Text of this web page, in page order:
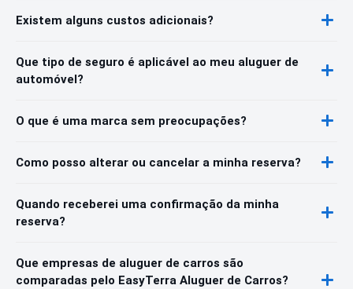
Existem alguns custos adicionais?
Que tipo de seguro é aplicável ao meu aluguer de
automóvel?
O que é uma marca sem preocupações?
Como posso alterar ou cancelar a minha reserva?
Quando receberei uma confirmação da minha
reserva?
Que empresas de aluguer de carros são
comparadas pelo EasyTerra Aluguer de Carros?